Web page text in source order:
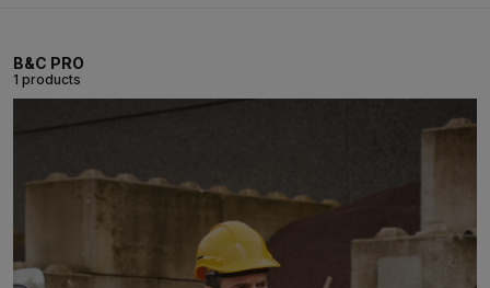
B&C PRO
1 products